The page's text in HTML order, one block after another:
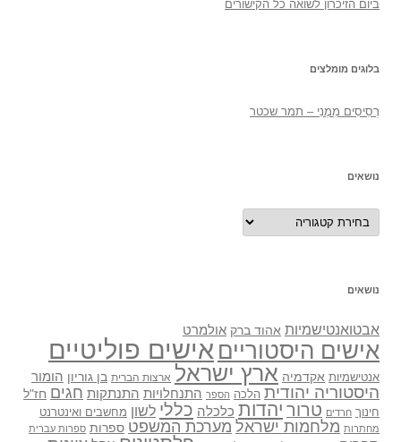
ביום הזיכרון לשואה כל הקישורים
בלוגים מומלצים
רְסִיסִים מִמֶנִי – תמר שכטר
נושאים
נושאים
נושאים
אבטואנטישמיות אהוד ברק אולמרט
אישים היסטוריים אישים פוליטיים
אנטישמיות אקדמיה ארץ ישראל ארצות הברית בן גוריון הומור
היסטוריה יהודית הלכה הספר התנחלויות התנתקות חגים חז"ל
חינוך חרדים טרור יהדות כלכלה כללי לשון מחשבים ואינטרנט
מחתרות מלחמות ישראל מערכת המשפט ספרות ספרות עברית